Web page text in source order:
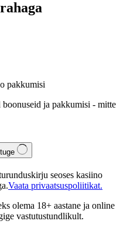
pakkumisi
ja pakkumisi - mitte
seoses kasiino
Vaata privaatsuspoliitikat.
olema 18+ aastane ja online
vastutustundlikult.